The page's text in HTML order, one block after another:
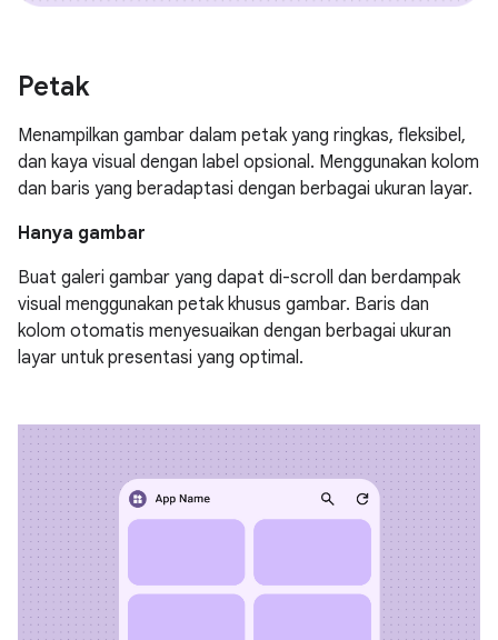
Petak
Menampilkan gambar dalam petak yang ringkas, fleksibel,
dan kaya visual dengan label opsional. Menggunakan kolom
dan baris yang beradaptasi dengan berbagai ukuran layar.
Hanya gambar
Buat galeri gambar yang dapat di-scroll dan berdampak
visual menggunakan petak khusus gambar. Baris dan
kolom otomatis menyesuaikan dengan berbagai ukuran
layar untuk presentasi yang optimal.